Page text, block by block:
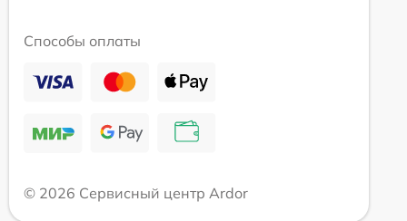
Способы оплаты
© 2026 Сервисный центр Ardor